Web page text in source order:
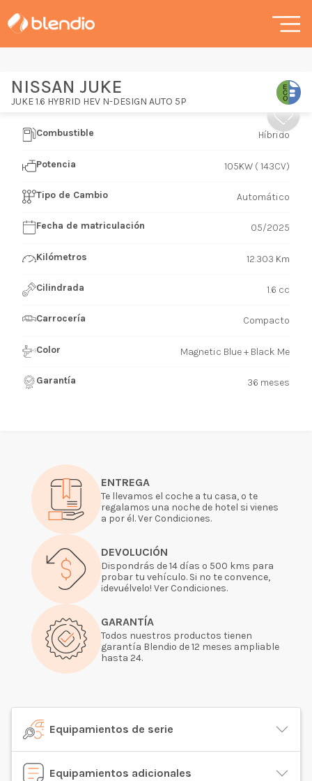
NISSAN JUKE
JUKE 1.6 HYBRID HEV N-DESIGN AUTO 5P
ENTREGA
Te llevamos el coche a tu casa, o te
regalamos una noche de hotel si vienes
a por él. Ver Condiciones.
DEVOLUCIÓN
Dispondrás de 14 días o 500 kms para
probar tu vehículo. Si no te convence,
¡devuélvelo! Ver Condiciones.
GARANTÍA
Todos nuestros productos tienen
garantía Blendio de 12 meses ampliable
hasta 24.
Equipamientos de serie
Equipamientos adicionales
Combustible Híbrido
Potencia 105KW ( 143CV)
Tipo de Cambio Automático
Fecha de matriculación 05/2025
Kilómetros 12.303 Km
Cilindrada 1.6 cc
Carrocería Compacto
Color Magnetic Blue + Black Me
Garantía 36 meses